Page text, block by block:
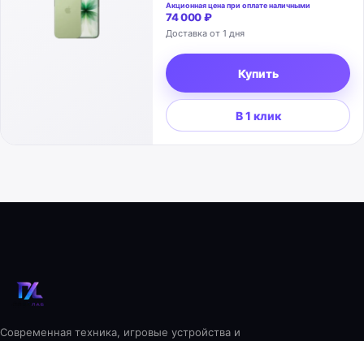
Акционная цена при оплате наличными
74 000 ₽
Доставка от 1 дня
Купить
В 1 клик
Современная техника, игровые устройства и